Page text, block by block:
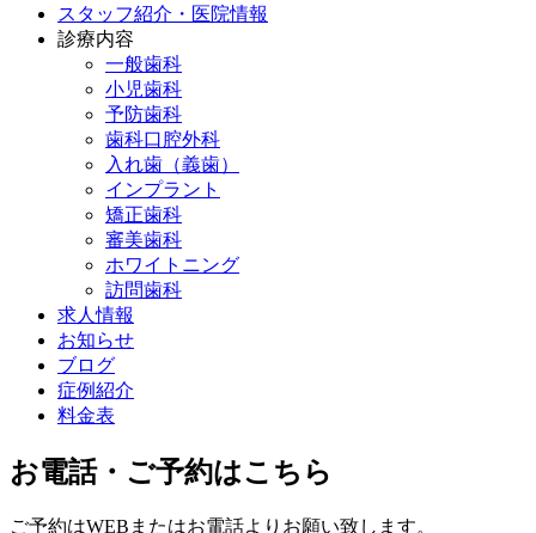
スタッフ紹介・医院情報
診療内容
一般歯科
小児歯科
予防歯科
歯科口腔外科
入れ歯（義歯）
インプラント
矯正歯科
審美歯科
ホワイトニング
訪問歯科
求人情報
お知らせ
ブログ
症例紹介
料金表
お電話・ご予約はこちら
ご予約はWEBまたはお電話よりお願い致します。